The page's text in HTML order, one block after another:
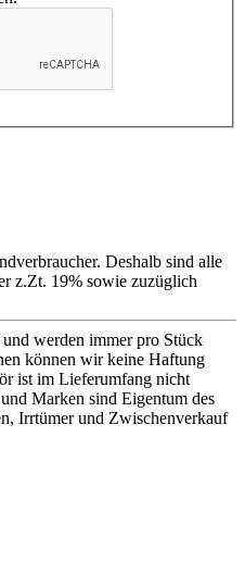
Deshalb sind alle
z.Zt. 19% sowie zuzüglich
werden immer pro Stück
können wir keine Haftung
ist im Lieferumfang nicht
Marken sind Eigentum des
Irrtümer und Zwischenverkauf